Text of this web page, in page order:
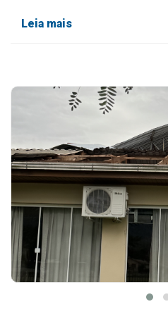
Leia mais